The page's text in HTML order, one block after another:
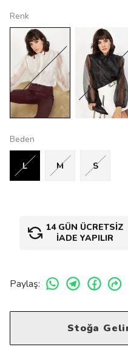
Renk
Beden
L M S
14 GÜN ÜCRETSİZ
İADE YAPILIR
Paylaş:
Stoğa